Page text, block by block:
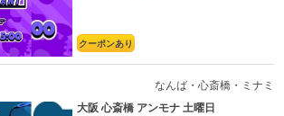
クーポンあり
なんば・心斎橋・ミナミ
大阪 心斎橋 アンモナ 土曜日